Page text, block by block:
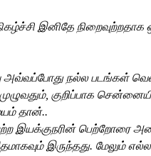
இனிதே
நல்ல படங்கள்
குறிப்பாக
தான்..
இயக்குநரின் பெற்றோரை
இருந்தது. மேலும்